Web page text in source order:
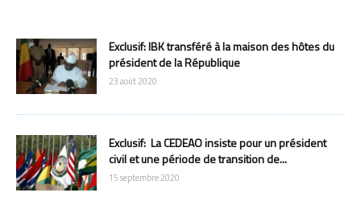
Exclusif: IBK transféré à la maison des hôtes du
président de la République
23 août 2020
Exclusif: La CEDEAO insiste pour un président
civil et une période de transition de...
15 septembre 2020